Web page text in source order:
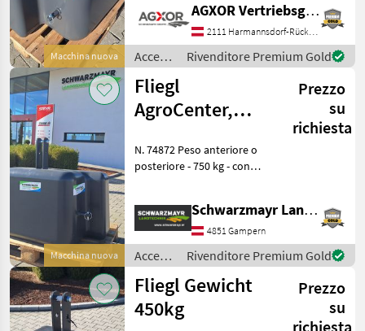
Macchina nuova
600mm - Durch die flache
Bauweise können die
Scheinwerf
AGXOR Vertriebsgesellschaft Ost GmbH
2111 Harmannsdorf-Rückersdorf
Accessori
per
trattore
/ Fliegl
Rivenditore Premium Gold
Macchina nuova
Fliegl
AgroCenter,
Prezzo
su
richiesta
N. 74872 Peso anteriore o
posteriore - 750 kg - con
mm - Grazie alla struttura
piatta, i fari garantiscon
Schwarzmayr Landtechnik GmbH - Gampern
4851 Gampern
Accessori
per
trattore
/ Fliegl
Rivenditore Premium Gold
Fliegl Gewicht
450kg
Prezzo
su
richiesta